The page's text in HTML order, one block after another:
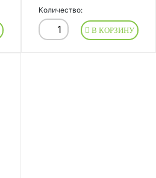
Количество:
В КОРЗИНУ